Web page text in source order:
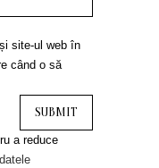
site-ul web în
când o să
a reduce